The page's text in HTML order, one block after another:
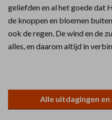
geliefden en al het goede dat
de knoppen en bloemen
ook de regen. De wind en de
alles, en daarom altijd in
Alle uitdagingen